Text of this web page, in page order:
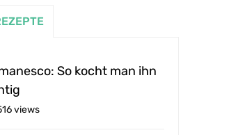
So kocht man ihn
views